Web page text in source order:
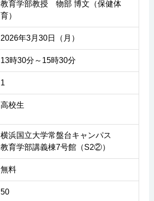
教育学部教授 物部 博文（保健体
育）
2026年3月30日（月）
13時30分～15時30分
1
高校生
横浜国立大学常盤台キャンパス
教育学部講義棟7号館（S2②）
無料
50